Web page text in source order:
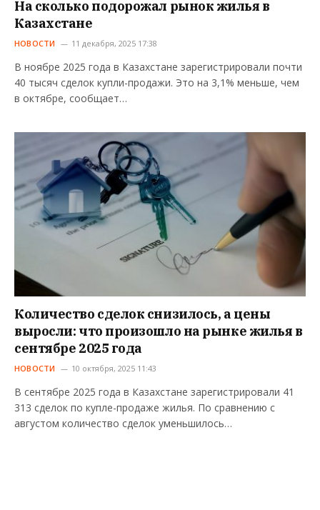
На сколько подорожал рынок жилья в
Казахстане
НОВОСТИ 11 декабря, 2025 17:38
В ноябре 2025 года в Казахстане зарегистрировали почти
40 тысяч сделок купли-продажи. Это на 3,1% меньше, чем
в октябре, сообщает…
Количество сделок снизилось, а цены
выросли: что произошло на рынке жилья в
сентябре 2025 года
НОВОСТИ 10 октября, 2025 11:43
В сентябре 2025 года в Казахстане зарегистрировали 41
313 сделок по купле-продаже жилья. По сравнению с
августом количество сделок уменьшилось…